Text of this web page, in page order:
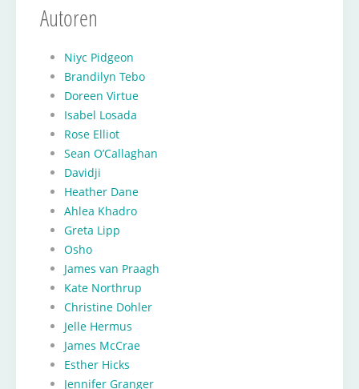
Autoren
Niyc Pidgeon
Brandilyn Tebo
Doreen Virtue
Isabel Losada
Rose Elliot
Sean O’Callaghan
Davidji
Heather Dane
Ahlea Khadro
Greta Lipp
Osho
James van Praagh
Kate Northrup
Christine Dohler
Jelle Hermus
James McCrae
Esther Hicks
Jennifer Granger